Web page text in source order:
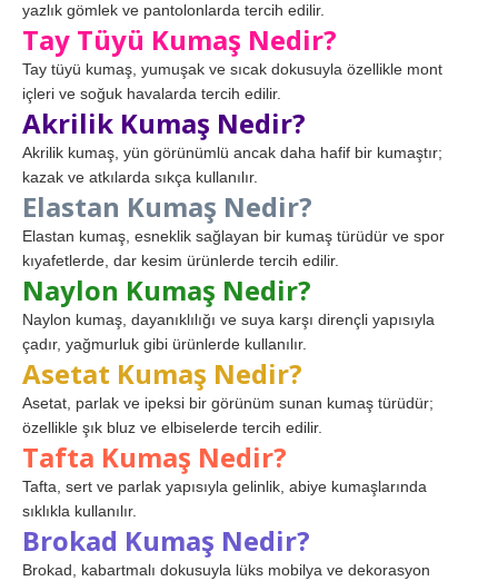
yazlık gömlek ve pantolonlarda tercih edilir.
Tay Tüyü Kumaş Nedir?
Tay tüyü kumaş, yumuşak ve sıcak dokusuyla özellikle mont
içleri ve soğuk havalarda tercih edilir.
Akrilik Kumaş Nedir?
Akrilik kumaş, yün görünümlü ancak daha hafif bir kumaştır;
kazak ve atkılarda sıkça kullanılır.
Elastan Kumaş Nedir?
Elastan kumaş, esneklik sağlayan bir kumaş türüdür ve spor
kıyafetlerde, dar kesim ürünlerde tercih edilir.
Naylon Kumaş Nedir?
Naylon kumaş, dayanıklılığı ve suya karşı dirençli yapısıyla
çadır, yağmurluk gibi ürünlerde kullanılır.
Asetat Kumaş Nedir?
Asetat, parlak ve ipeksi bir görünüm sunan kumaş türüdür;
özellikle şık bluz ve elbiselerde tercih edilir.
Tafta Kumaş Nedir?
Tafta, sert ve parlak yapısıyla gelinlik, abiye kumaşlarında
sıklıkla kullanılır.
Brokad Kumaş Nedir?
Brokad, kabartmalı dokusuyla lüks mobilya ve dekorasyon